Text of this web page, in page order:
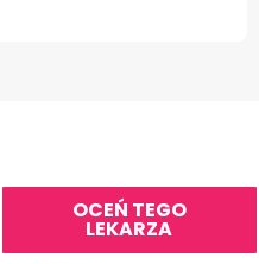
OCEŃ TEGO
LEKARZA